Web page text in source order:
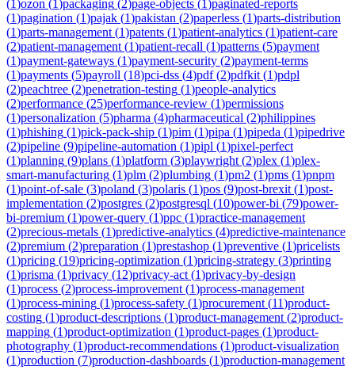
(1)ozon (1)packaging (2)page-objects (1)paginated-reports
(1)pagination (1)pajak (1)pakistan (2)paperless (1)parts-distribution
(1)parts-management (1)patents (1)patient-analytics (1)patient-care
(2)patient-management (1)patient-recall (1)patterns (5)payment
(1)payment-gateways (1)payment-security (2)payment-terms
(1)payments (5)payroll (18)pci-dss (4)pdf(2)pdfkit (1)pdpl
(2)peachtree (2)penetration-testing (1)people-analytics
(2)performance (25)performance-review (1)permissions
(1)personalization (5)pharma (4)pharmaceutical (2)philippines
(1)phishing (1)pick-pack-ship (1)pim (1)pipa (1)pipeda (1)pipedrive
(2)pipeline (9)pipeline-automation (1)pipl (1)pixel-perfect
(1)planning (9)plans (1)platform (3)playwright (2)plex (1)plex-
smart-manufacturing (1)plm (2)plumbing (1)pm2 (1)pms (1)pnpm
(1)point-of-sale (3)poland (3)polaris (1)pos (9)post-brexit (1)post-
implementation (2)postgres (2)postgresql (10)power-bi (79)power-
bi-premium (1)power-query (1)ppc (1)practice-management
(2)precious-metals (1)predictive-analytics (4)predictive-maintenance
(2)premium (2)preparation (1)prestashop (1)preventive (1)pricelists
(1)pricing (19)pricing-optimization (1)pricing-strategy (3)printing
(1)prisma (1)privacy (12)privacy-act (1)privacy-by-design
(1)process (2)process-improvement (1)process-management
(1)process-mining (1)process-safety (1)procurement (11)product-
costing (1)product-descriptions (1)product-management (2)product-
mapping (1)product-optimization (1)product-pages (1)product-
photography (1)product-recommendations (1)product-visualization
(1)production (7)production-dashboards (1)production-management